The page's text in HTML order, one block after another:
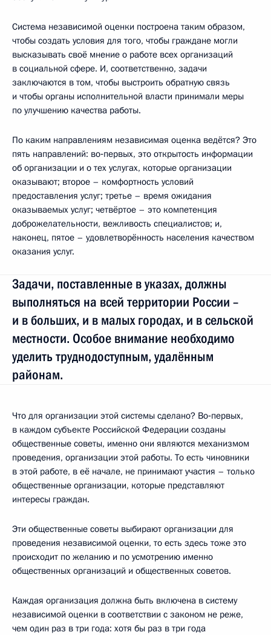
Система независимой оценки построена таким образом,
чтобы создать условия для того, чтобы граждане могли
высказывать своё мнение о работе всех организаций
в социальной сфере. И, соответственно, задачи
заключаются в том, чтобы выстроить обратную связь
и чтобы органы исполнительной власти принимали меры
по улучшению качества работы.
По каким направлениям независимая оценка ведётся? Это
пять направлений: во‑первых, это открытость информации
об организации и о тех услугах, которые организации
оказывают; второе – комфортность условий
предоставления услуг; третье – время ожидания
оказываемых услуг; четвёртое – это компетенция
доброжелательности, вежливость специалистов; и,
наконец, пятое – удовлетворённость населения качеством
оказания услуг.
Задачи, поставленные в указах, должны
выполняться на всей территории России –
и в больших, и в малых городах, и в сельской
местности. Особое внимание необходимо
уделить труднодоступным, удалённым
районам.
Что для организации этой системы сделано? Во‑первых,
в каждом субъекте Российской Федерации созданы
общественные советы, именно они являются механизмом
проведения, организации этой работы. То есть чиновники
в этой работе, в её начале, не принимают участия – только
общественные организации, которые представляют
интересы граждан.
Эти общественные советы выбирают организации для
проведения независимой оценки, то есть здесь тоже это
происходит по желанию и по усмотрению именно
общественных организаций и общественных советов.
Каждая организация должна быть включена в систему
независимой оценки в соответствии с законом не реже,
чем один раз в три года: хотя бы раз в три года